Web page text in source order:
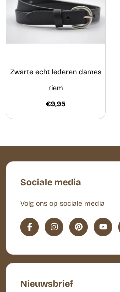
Zwarte echt lederen dames
riem
€9,95
Sociale media
Volg ons op sociale media
Nieuwsbrief